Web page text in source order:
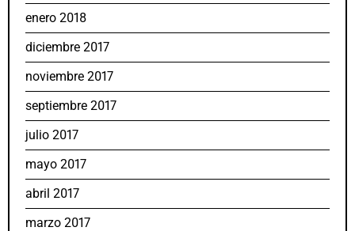
enero 2018
diciembre 2017
noviembre 2017
septiembre 2017
julio 2017
mayo 2017
abril 2017
marzo 2017